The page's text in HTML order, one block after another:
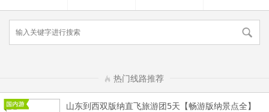
热门线路推荐
山东到西双版纳直飞旅游团5天【畅游版纳景点全】